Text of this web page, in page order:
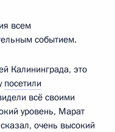
всем
событием.
Калининграда, это
посетили
всё своими
уровень, Марат
очень высокий